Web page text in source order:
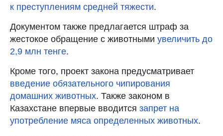
к преступлениям средней тяжести.
Документом также предлагается штраф за
жестокое обращение с животными увеличить до
2,9 млн тенге.
Кроме того, проект закона предусматривает
введение обязательного чипирования
домашних животных. Также законом в
Казахстане впервые вводится запрет на
употребление мяса определенных животных.